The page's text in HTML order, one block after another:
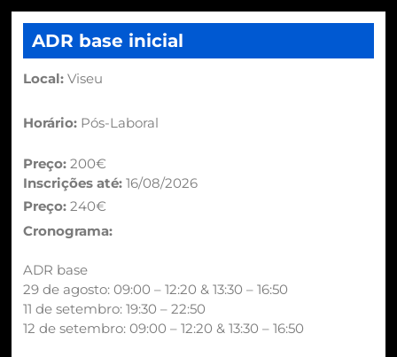
ADR base inicial
Local:Viseu
Horário: Pós-Laboral
Preço:200€
Inscrições até:16/08/2026
Preço:240€
Cronograma:
ADR base
29 de agosto: 09:00 – 12:20 & 13:30 – 16:50
11 de setembro: 19:30 – 22:50
12 de setembro: 09:00 – 12:20 & 13:30 – 16:50